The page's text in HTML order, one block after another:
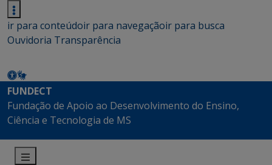
ir para conteúdoir para navegaçãoir para busca
Ouvidoria Transparência
FUNDECT
Fundação de Apoio ao Desenvolvimento do Ensino,
Ciência e Tecnologia de MS